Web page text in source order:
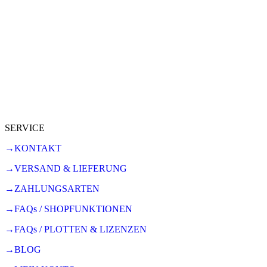
SERVICE
→KONTAKT
→VERSAND & LIEFERUNG
→ZAHLUNGSARTEN
→FAQs / SHOPFUNKTIONEN
→FAQs / PLOTTEN & LIZENZEN
→BLOG